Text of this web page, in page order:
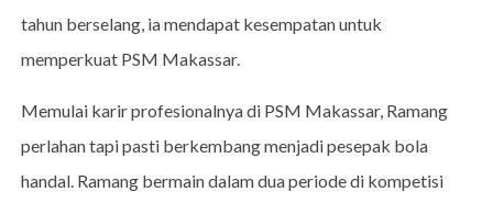
tahun berselang, ia mendapat kesempatan untuk
memperkuat PSM Makassar.
Memulai karir profesionalnya di PSM Makassar, Ramang
perlahan tapi pasti berkembang menjadi pesepak bola
handal. Ramang bermain dalam dua periode di kompetisi